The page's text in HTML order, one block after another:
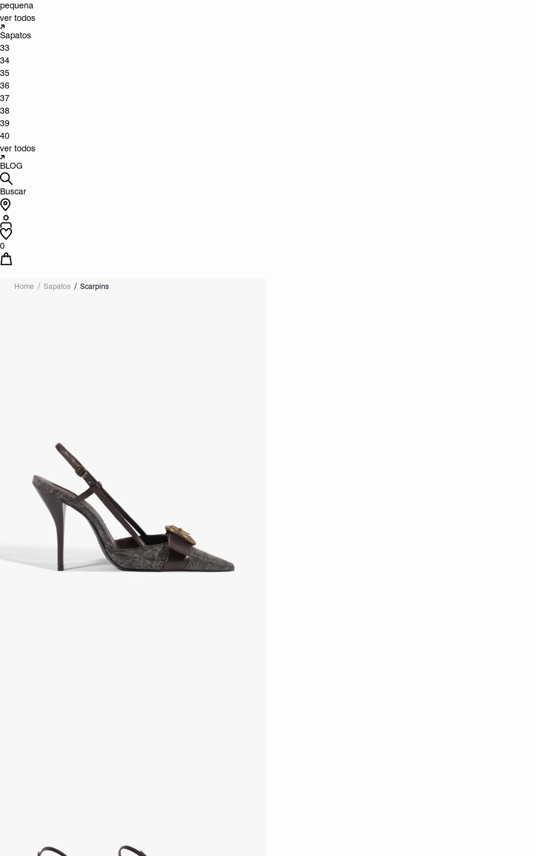
pequena
ver todos
Sapatos
33
34
35
36
37
38
39
40
ver todos
BLOG
Buscar
0
Home Sapatos Scarpins